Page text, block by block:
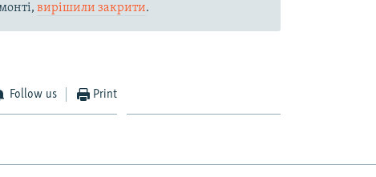
вирішили закрити.
Follow us Print